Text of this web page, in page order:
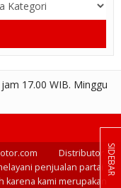
17.00 WIB. Minggu
Distributor
penjualan partai
kami merupakan
SIDEBAR